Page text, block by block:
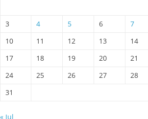
3
4 5 6 7
10
11 12 13 14
17
18 19 20 21
24
25 26 27 28
31
« Jul